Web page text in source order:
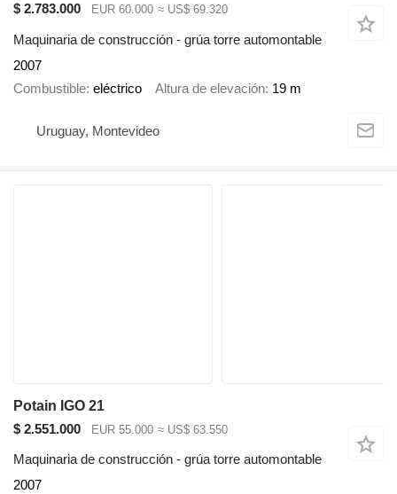
$ 2.783.000
EUR 60.000 ≈ US$ 69.320
Maquinaria de construcción - grúa torre automontable
2007
Combustible eléctrico Altura de elevación 19 m
Uruguay, Montevideo
Potain IGO 21
$ 2.551.000
EUR 55.000 ≈ US$ 63.550
Maquinaria de construcción - grúa torre automontable
2007